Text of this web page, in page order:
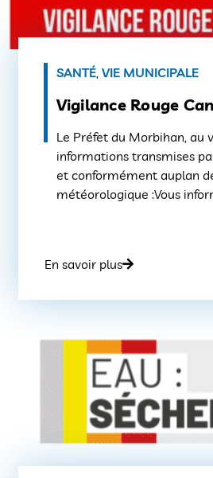
SANTÉ, VIE MUNICIPALE
Vigilance Rouge
Le Préfet du Morbihan, au
informations transmises
et conformément auplan
météorologique :Vous
phénomènes suivants : Le
En savoir plus